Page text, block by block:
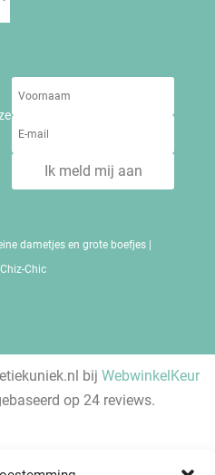
Ik meld mij aan
dametjes en grote boefjes |
Chic
bij WebwinkelKeur
op 24 reviews.